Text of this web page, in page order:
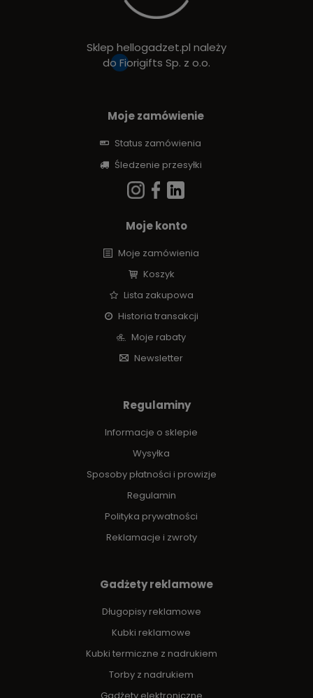
Sklep hellogadzet.pl należy
do Fiorigifts Sp. z o.o.
Moje zamówienie
Status zamówienia
Śledzenie przesyłki
Moje konto
Moje zamówienia
Koszyk
Lista zakupowa
Historia transakcji
Moje rabaty
Newsletter
Regulaminy
Informacje o sklepie
Wysyłka
Sposoby płatności i prowizje
Regulamin
Polityka prywatności
Reklamacje i zwroty
Gadżety reklamowe
Długopisy reklamowe
Kubki reklamowe
Kubki termiczne z nadrukiem
Torby z nadrukiem
Gadżety elektroniczne